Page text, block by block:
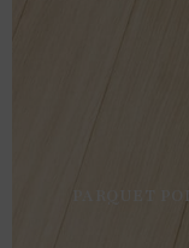
PARQUET